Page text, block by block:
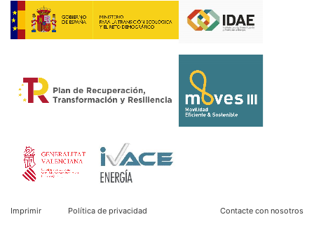
Imprimir Política de privacidad Contacte con nosotros